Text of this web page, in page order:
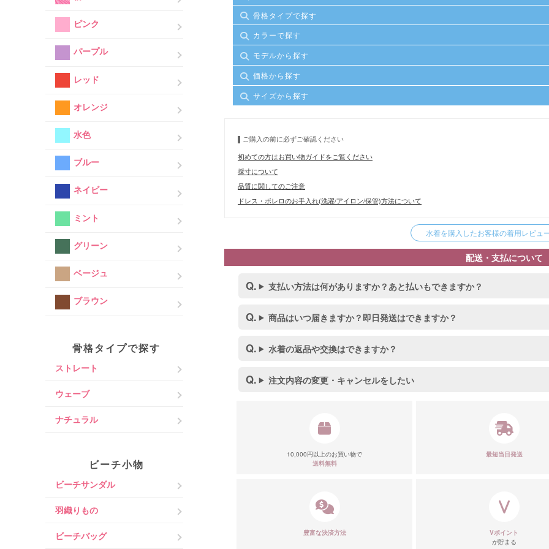
ピンク
パープル
レッド
オレンジ
水色
ブルー
ネイビー
ミント
グリーン
ベージュ
ブラウン
骨格タイプで探す
ストレート
ウェーブ
ナチュラル
ビーチ小物
ビーチサンダル
羽織りもの
ビーチバッグ
骨格タイプで探す
カラーで探す
モデルから探す
価格から探す
サイズから探す
ご購入の前に必ずご確認ください
初めての方はお買い物ガイドをご覧ください
採寸について
品質に関してのご注意
ドレス・ボレロのお手入れ(洗濯/アイロン/保管)方法について
水着を購入したお客様の着用レビュ
配送・支払について
支払い方法は何がありますか？あと払いもできますか？
商品はいつ届きますか？即日発送はできますか？
水着の返品や交換はできますか？
注文内容の変更・キャンセルをしたい
10,000円以上のお買い物で
送料無料
最短当日発送
豊富な決済方法
Vポイント
が貯まる